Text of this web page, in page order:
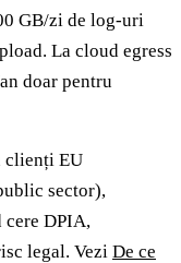
GB/zi de log-uri
La cloud egress
doar pentru
clienți EU
sector),
cere DPIA,
legal. Vezi De ce